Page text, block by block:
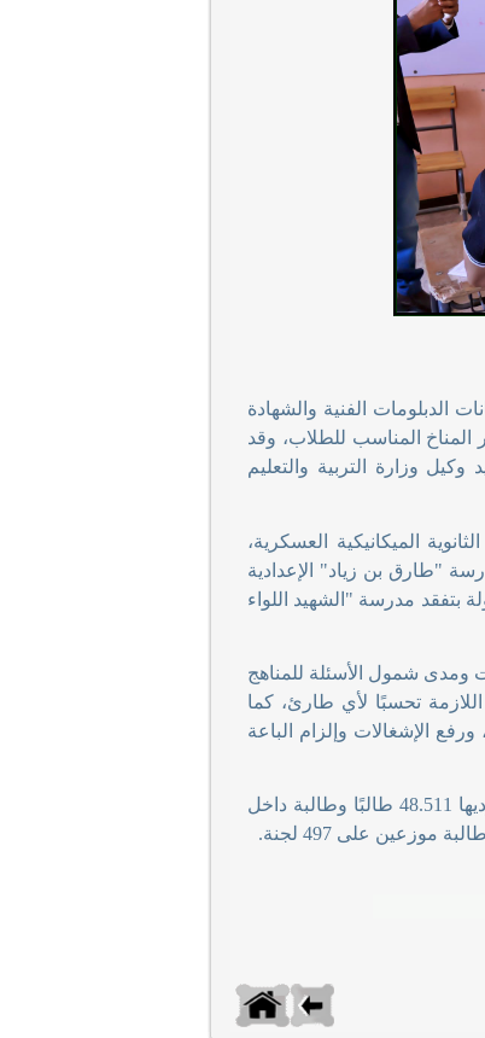
الدبلومات الفنية والشهادة
المناخ المناسب للطلاب، وقد
وزارة التربية والتعليم
الميكانيكية العسكرية،
بمدرسة "طارق بن زياد" الإعدادية
الاختبارات، واختتم الجولة بتفقد مدرسة "الشهيد اللواء
ومدى شمول الأسئلة للمناهج
اللازمة تحسبًا لأي طارئ، كما
الإشغالات وإلزام الباعة
من جانبه، أوضح وكيل وزارة التربية والتعليم، أن امتحانات الدبلومات الفنية هذا العام يؤديها 48.511 طالبًا وطالبة داخل
.